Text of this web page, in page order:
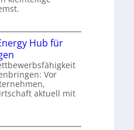
Hub für
Vor
aktuell mit